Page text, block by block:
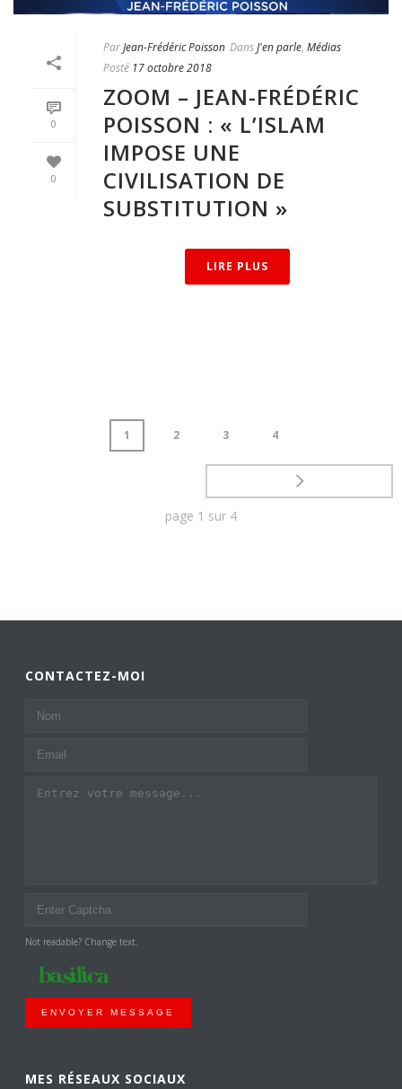
0
0
ParJean-Frédéric Poisson DansJ'en parle, Médias
Posté 17 octobre 2018
ZOOM – JEAN-FRÉDÉRIC
POISSON : « L’ISLAM
IMPOSE UNE
CIVILISATION DE
SUBSTITUTION »
LIRE PLUS
1 2 3 4
page 1 sur 4
CONTACTEZ-MOI
Not readable? Change text.
ENVOYER MESSAGE
MES RÉSEAUX SOCIAUX